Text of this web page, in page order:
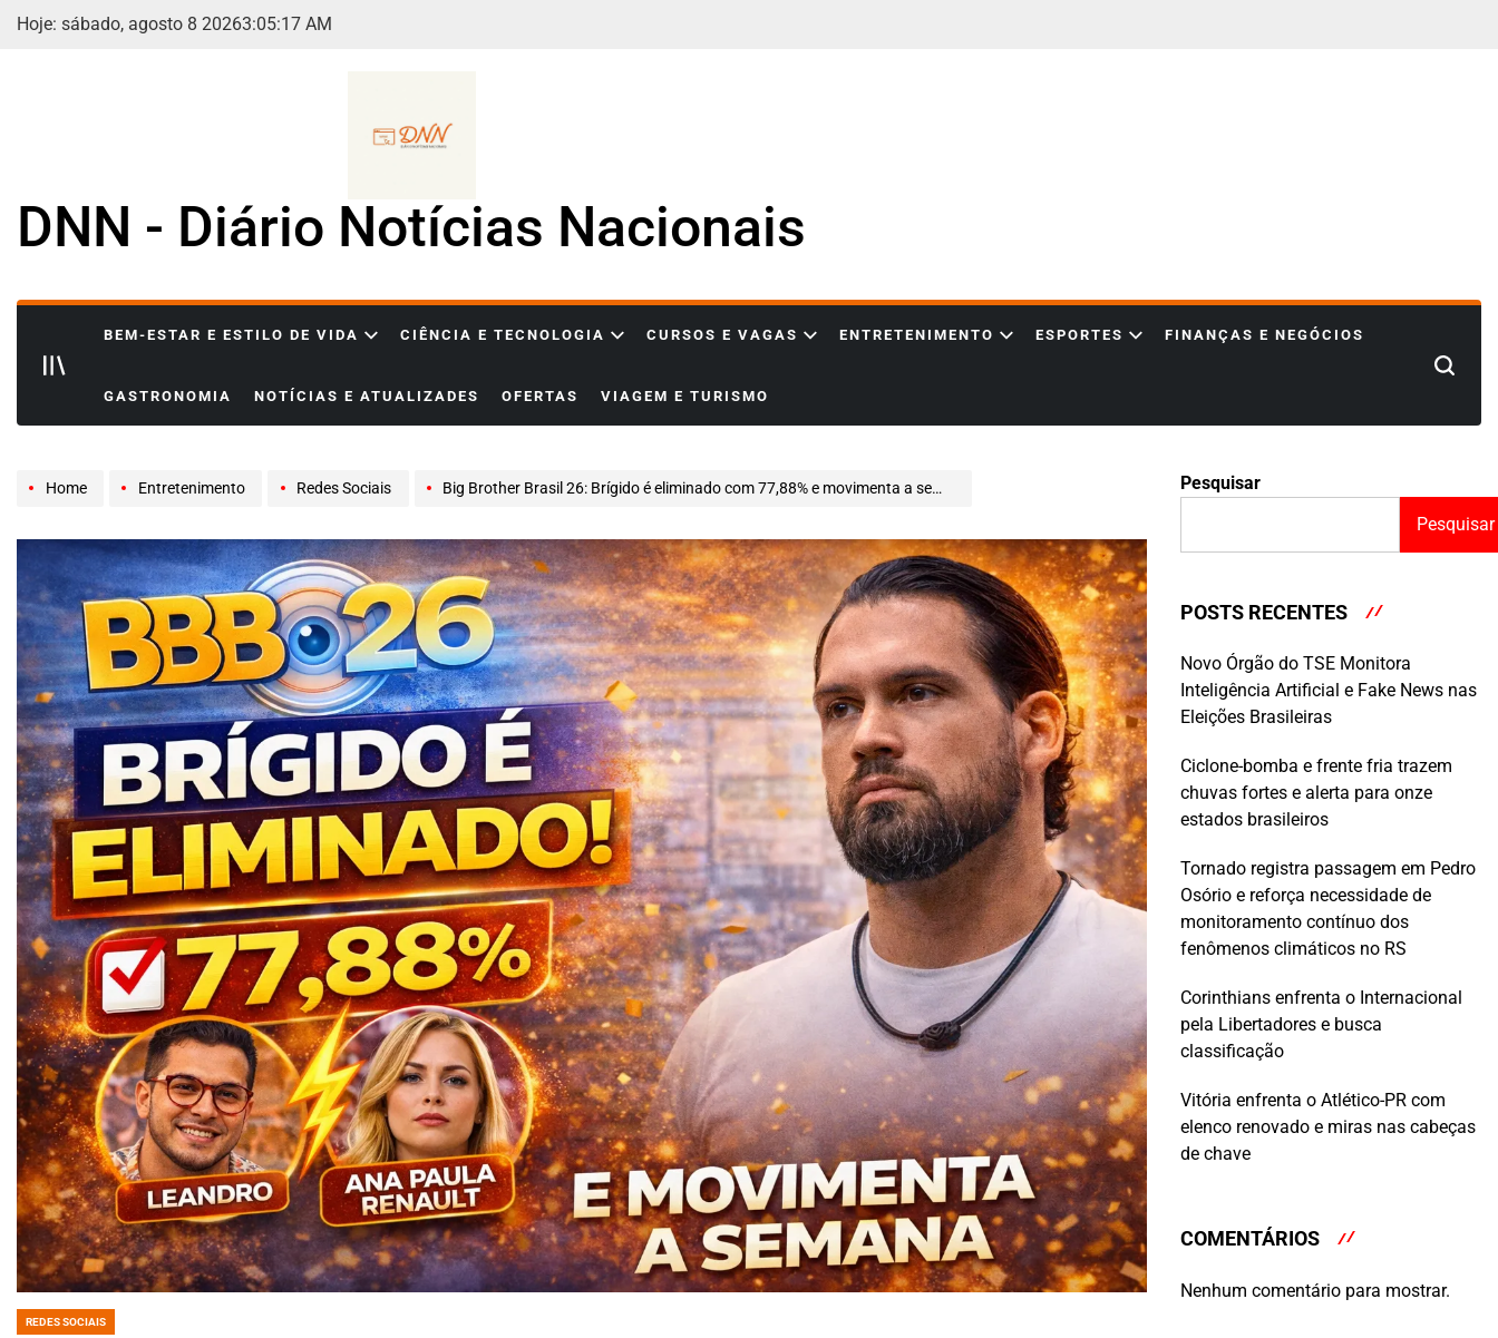
Skip
Hoje: sábado, agosto 8 20263:05:19 AM
DNN - Diário Notícias Nacionais
BEM-ESTAR E ESTILO DE VIDA CIÊNCIA E TECNOLOGIA CURSOS E VAGAS ENTRETENIMENTO ESPORTES FINANÇAS E NEGÓCIOS
GASTRONOMIA NOTÍCIAS E ATUALIZADES OFERTAS VIAGEM E TURISMO
Search
Home Entretenimento Redes Sociais Big Brother Brasil 26: Brígido é eliminado com 77,88% e movimenta a semana
POSTED
REDES SOCIAIS
Pesquisar
Pesquisar
POSTS RECENTES
Novo Órgão do TSE Monitora
Inteligência Artificial e Fake News nas
Eleições Brasileiras
Ciclone-bomba e frente fria trazem
chuvas fortes e alerta para onze
estados brasileiros
Tornado registra passagem em Pedro
Osório e reforça necessidade de
monitoramento contínuo dos
fenômenos climáticos no RS
Corinthians enfrenta o Internacional
pela Libertadores e busca
classificação
Vitória enfrenta o Atlético-PR com
elenco renovado e miras nas cabeças
de chave
COMENTÁRIOS
Nenhum comentário para mostrar.